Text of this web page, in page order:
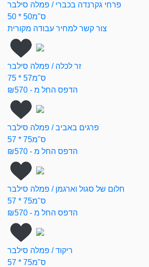
פרחי גקרנדה בכברי / פמלה סילבר
50 * 50ס"מ
צור קשר למחיר עבודה מקורית
זר לכלה / פמלה סילבר
75 * 57ס"מ
הדפס החל מ - ₪570
פרגים באביב / פמלה סילבר
57 * 75ס"מ
הדפס החל מ - ₪570
חלום של סגול וארגמן / פמלה סילבר
57 * 75ס"מ
הדפס החל מ - ₪570
ריקוד / פמלה סילבר
57 * 75ס"מ